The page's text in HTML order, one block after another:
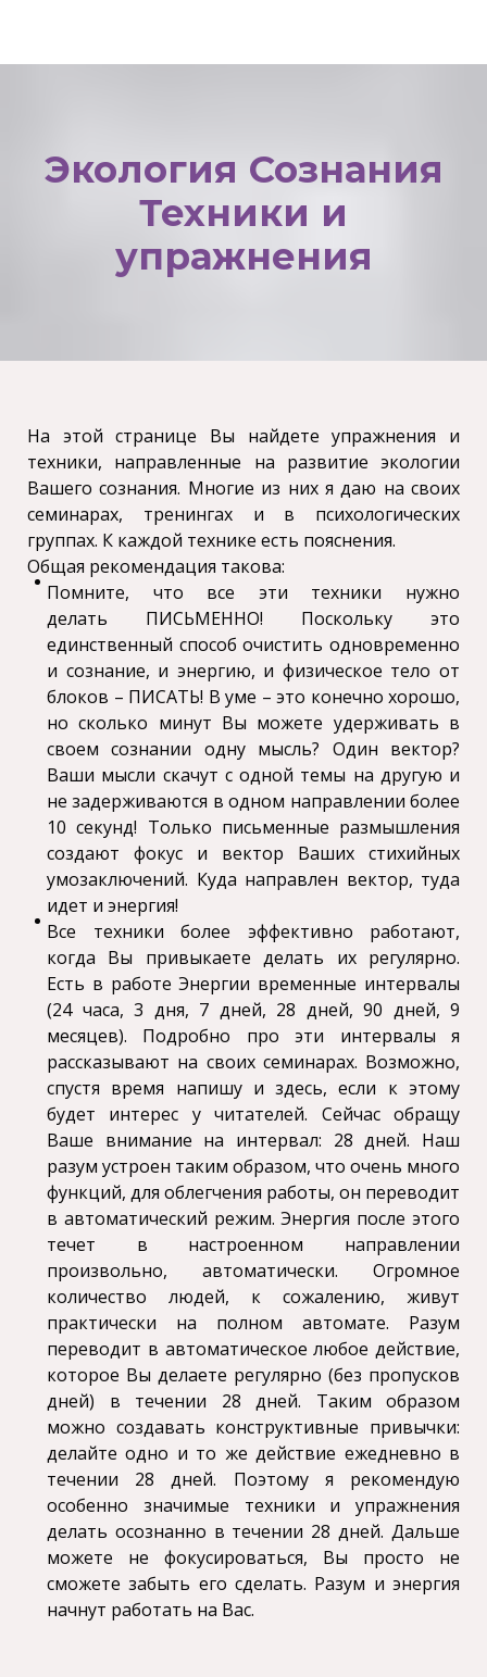
Экология Сознания
Техники и
упражнения
На этой странице Вы найдете упражнения и
техники, направленные на развитие экологии
Вашего сознания. Многие из них я даю на своих
семинарах, тренингах и в психологических
группах. К каждой технике есть пояснения.
Общая рекомендация такова:
Помните, что все эти техники нужно
делать ПИСЬМЕННО! Поскольку это
единственный способ очистить одновременно
и сознание, и энергию, и физическое тело от
блоков – ПИСАТЬ! В уме – это конечно хорошо,
но сколько минут Вы можете удерживать в
своем сознании одну мысль? Один вектор?
Ваши мысли скачут с одной темы на другую и
не задерживаются в одном направлении более
10 секунд! Только письменные размышления
создают фокус и вектор Ваших стихийных
умозаключений. Куда направлен вектор, туда
идет и энергия!
Все техники более эффективно работают,
когда Вы привыкаете делать их регулярно.
Есть в работе Энергии временные интервалы
(24 часа, 3 дня, 7 дней, 28 дней, 90 дней, 9
месяцев). Подробно про эти интервалы я
рассказывают на своих семинарах. Возможно,
спустя время напишу и здесь, если к этому
будет интерес у читателей. Сейчас обращу
Ваше внимание на интервал: 28 дней. Наш
разум устроен таким образом, что очень много
функций, для облегчения работы, он переводит
в автоматический режим. Энергия после этого
течет в настроенном направлении
произвольно, автоматически. Огромное
количество людей, к сожалению, живут
практически на полном автомате. Разум
переводит в автоматическое любое действие,
которое Вы делаете регулярно (без пропусков
дней) в течении 28 дней. Таким образом
можно создавать конструктивные привычки:
делайте одно и то же действие ежедневно в
течении 28 дней. Поэтому я рекомендую
особенно значимые техники и упражнения
делать осознанно в течении 28 дней. Дальше
можете не фокусироваться, Вы просто не
сможете забыть его сделать. Разум и энергия
начнут работать на Вас.